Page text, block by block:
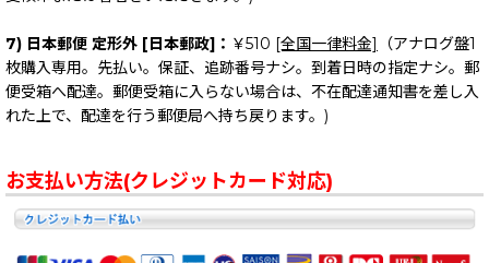
7) 日本郵便 定形外 [日本郵政]： ￥510 [全国一律料金]
（アナログ盤1
枚購入専用。先払い。保証、追跡番号ナシ。到着日時の指定ナシ。郵
便受箱へ配達。郵便受箱に入らない場合は、不在配達通知書を差し入
れた上で、配達を行う郵便局へ持ち戻ります。)
お支払い方法(クレジットカード対応)